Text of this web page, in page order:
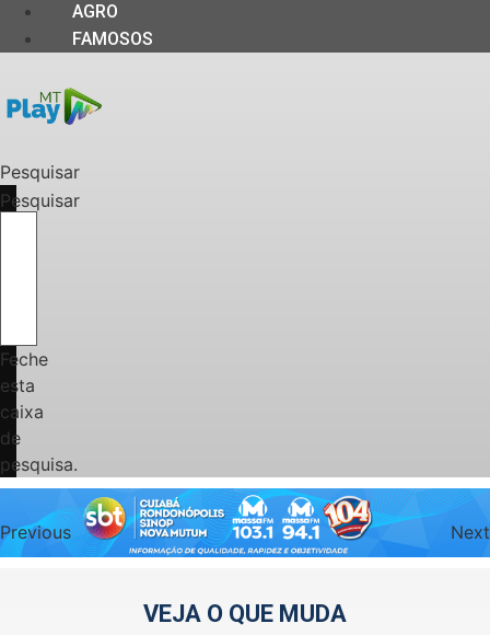
AGRO
FAMOSOS
Pesquisar
Pesquisar
Feche
esta
caixa
de
pesquisa.
Previous Next
VEJA O QUE MUDA